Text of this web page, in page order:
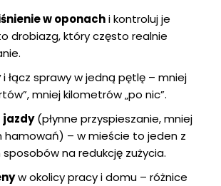
w oponachi kontroluj je
drobiazg, który często realnie
i łącz sprawy w jedną pętlę – mniej
mniej kilometrów „po nic”.
jazdy(płynne przyspieszanie, mniej
hamowań) – w mieście to jeden z
na redukcję zużycia.
w okolicy pracy i domu – różnice